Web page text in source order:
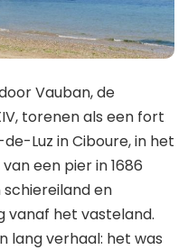
Vauban, de
torenen als een fort
Luz in Ciboure, in het
een pier in 1686
en
vanaf het vasteland.
lang verhaal: het was